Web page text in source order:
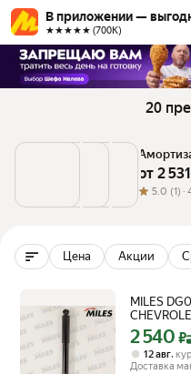
В приложении —
★★★★★ (700К)
20
от 2 531
5.0 (1) ·
Цена Акции
MILES
Цена с
2 540 ₽
12 авг,
Доставка